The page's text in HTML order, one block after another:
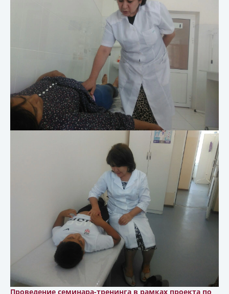
Проведение семинара-тренинга в рамках проекта по